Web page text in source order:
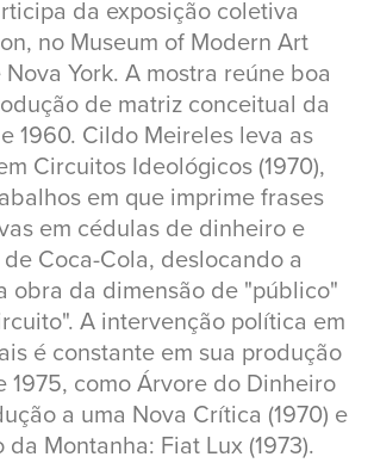
da exposição coletiva
no Museum of Modern Art
Nova York. A mostra reúne boa
de matriz conceitual da
1960. Cildo Meireles leva as
Circuitos Ideológicos (1970),
em que imprime frases
em cédulas de dinheiro e
Coca-Cola, deslocando a
obra da dimensão de "público"
A intervenção política em
é constante em sua produção
1975, como Árvore do Dinheiro
a uma Nova Crítica (1970) e
da Montanha: Fiat Lux (1973).